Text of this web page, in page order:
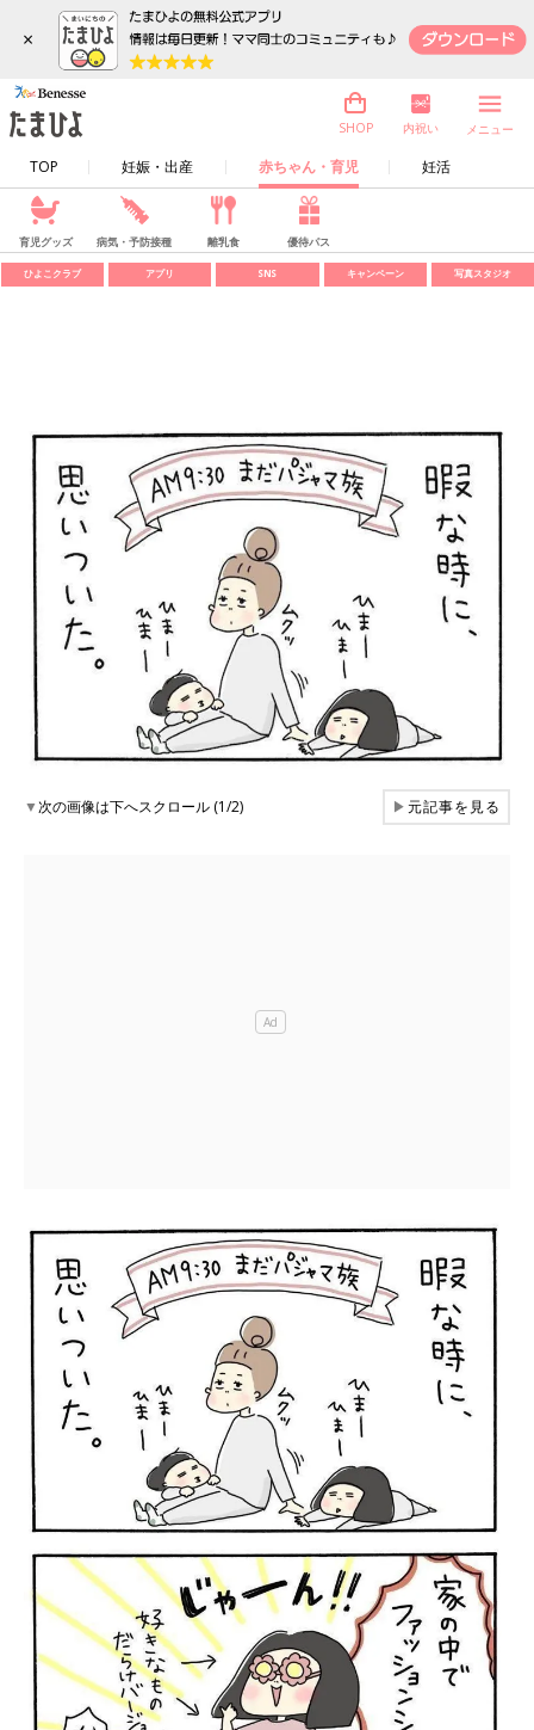
×
TOP 妊娠・出産 赤ちゃん・育児 妊活
SHOP 内祝い メニュー
育児グッズ 病気・予防接種 離乳食 優待パス
ひよこクラブ アプリ SNS キャンペーン 写真スタジオ
▼次の画像は下へスクロール (1/2) ▶元記事を見る